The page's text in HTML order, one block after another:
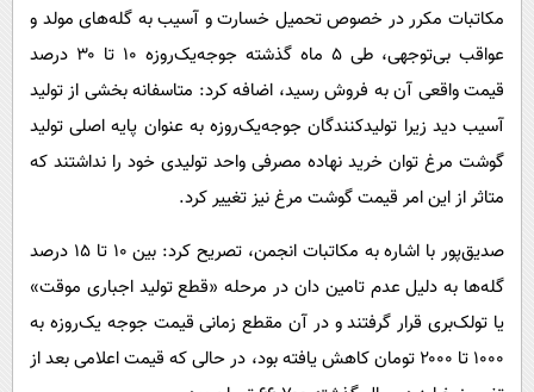
مکاتبات مکرر در خصوص تحمیل خسارت و آسیب به گله‌های مولد و
عواقب بی‌توجهی، طی ۵ ماه گذشته جوجه‌یک‌روزه ۱۰ تا ۳۰ درصد
قیمت واقعی آن به فروش رسید، اضافه کرد: متاسفانه بخشی از تولید
آسیب دید زیرا تولیدکنندگان جوجه‌یک‌روزه به عنوان پایه اصلی تولید
گوشت مرغ توان خرید نهاده مصرفی واحد تولیدی خود را نداشتند که
متاثر از این امر قیمت گوشت مرغ نیز تغییر کرد.
صدیق‌پور با اشاره به مکاتبات انجمن، تصریح کرد: بین ۱۰ تا ۱۵ درصد
گله‌ها به دلیل عدم‌ تامین دان در مرحله «قطع تولید اجباری موقت»
یا تولک‌بری قرار گرفتند و در آن مقطع زمانی قیمت جوجه یک‌روزه به
۱۰۰۰ تا ۲۰۰۰ تومان کاهش یافته بود، در حالی که قیمت اعلامی بعد از